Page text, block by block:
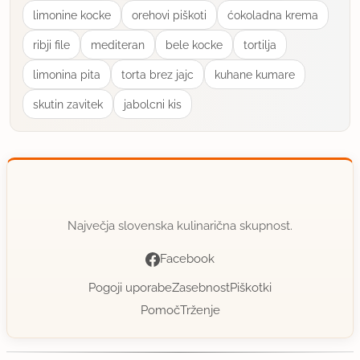
/p30_Gru
uporabno
Vrtejbenka
član od 2011 4005 sporočil
trgovini z zdravo prehrano v Qlandiji v Novi Gorici.
Ker vem, da ne dajo nekega izrazitega okusa, sem
kupila tudi visoko koncetriran okus pistacija, toda
ko berem navodila..sem se premislila..piše
limonine kocke orehovi piškoti ćokoladna krema
ribji file mediteran bele kocke tortilja
limonina pita torta brez jajc kuhane kumare
skutin zavitek jabolcni kis
Največja slovenska kulinarična skupnost.
Facebook
Pogoji uporabeZasebnostPiškotki
PomočTrženje